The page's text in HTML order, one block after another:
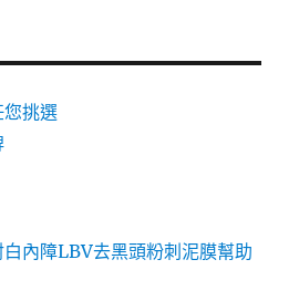
挑選
內障LBV去黑頭粉刺泥膜幫助